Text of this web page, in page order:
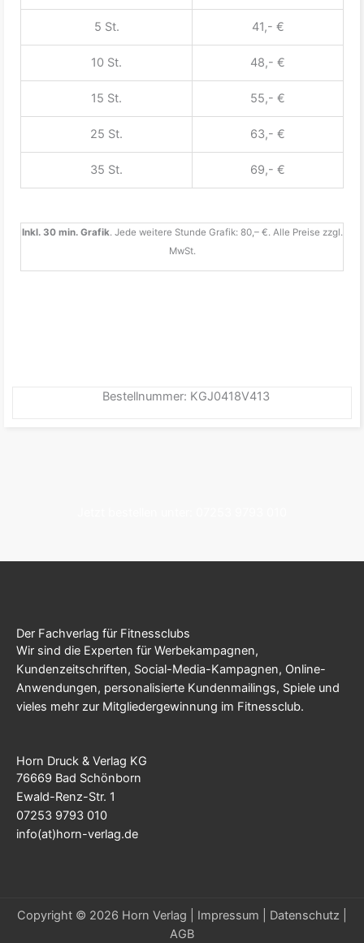
5 St. 41,- €
10 St. 48,- €
15 St. 55,- €
25 St. 63,- €
35 St. 69,- €
Inkl. 30 min. Grafik. Jede weitere Stunde Grafik: 80,– €. Alle Preise zzgl.
MwSt.
Bestellnummer: KGJ0418V413
Der Fachverlag für Fitnessclubs
Wir sind die Experten für Werbekampagnen,
Kundenzeitschriften, Social-Media-Kampagnen, Online-
Anwendungen, personalisierte Kundenmailings, Spiele und
vieles mehr zur Mitgliedergewinnung im Fitnessclub.
Horn Druck & Verlag KG
76669 Bad Schönborn
Ewald-Renz-Str. 1
07253 9793 010
info(at)horn-verlag.de
Copyright © 2026 Horn Verlag | Impressum Datenschutz
AGB